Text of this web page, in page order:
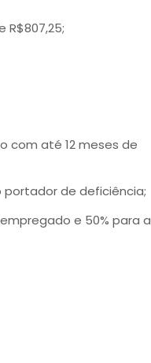
com até 12 meses de
portador de deficiência;
e 50% para a